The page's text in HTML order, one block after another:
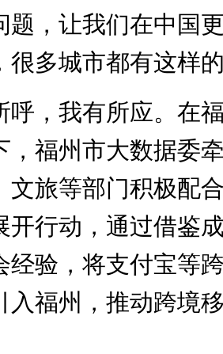
题，让我们在中国
很多城市都有这样
，我有所应。在福
，福州市大数据委
文旅等部门积极配
开行动，通过借鉴
经验，将支付宝等
入福州，推动跨境